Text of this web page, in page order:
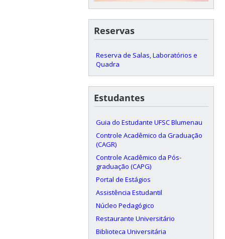
Reservas
Reserva de Salas, Laboratórios e
Quadra
Estudantes
Guia do Estudante UFSC Blumenau
Controle Acadêmico da Graduação
(CAGR)
Controle Acadêmico da Pós-
graduação (CAPG)
Portal de Estágios
Assistência Estudantil
Núcleo Pedagógico
Restaurante Universitário
Biblioteca Universitária